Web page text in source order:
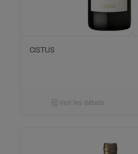
CISTUS
Voir les détails